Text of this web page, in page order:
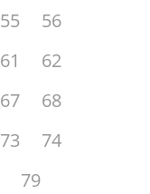
55
56
61
62
67
68
73
74
79